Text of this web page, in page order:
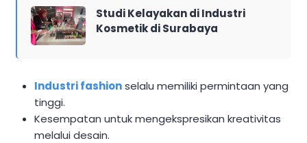
Studi Kelayakan di Industri
Kosmetik di Surabaya
Industri fashionselalu memiliki permintaan yang
tinggi.
Kesempatan untuk mengekspresikan kreativitas
melalui desain.